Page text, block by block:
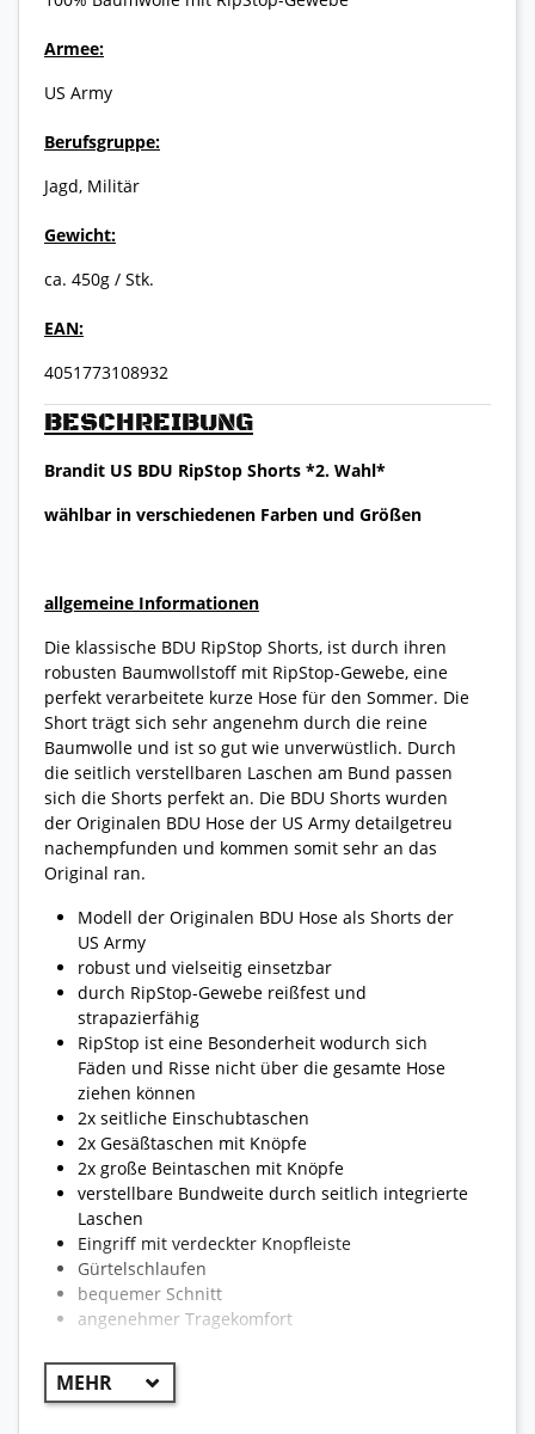
BESCHREIBUNG
Brandit US BDU RipStop Shorts *2. Wahl*
wählbar in verschiedenen Farben und Größen
allgemeine Informationen
Die klassische BDU RipStop Shorts, ist durch ihren
robusten Baumwollstoff mit RipStop-Gewebe, eine
perfekt verarbeitete kurze Hose für den Sommer. Die
Short trägt sich sehr angenehm durch die reine
Baumwolle und ist so gut wie unverwüstlich. Durch
die seitlich verstellbaren Laschen am Bund passen
sich die Shorts perfekt an. Die BDU Shorts wurden
der Originalen BDU Hose der US Army detailgetreu
nachempfunden und kommen somit sehr an das
Original ran.
Modell der Originalen BDU Hose als Shorts der
US Army
robust und vielseitig einsetzbar
durch RipStop-Gewebe reißfest und
strapazierfähig
RipStop ist eine Besonderheit wodurch sich
Fäden und Risse nicht über die gesamte Hose
ziehen können
2x seitliche Einschubtaschen
2x Gesäßtaschen mit Knöpfe
2x große Beintaschen mit Knöpfe
verstellbare Bundweite durch seitlich integrierte
Laschen
Eingriff mit verdeckter Knopfleiste
Gürtelschlaufen
bequemer Schnitt
angenehmer Tragekomfort
Armee:
US Army
Berufsgruppe:
Jagd, Militär
Gewicht:
ca. 450g / Stk.
EAN:
4051773108932